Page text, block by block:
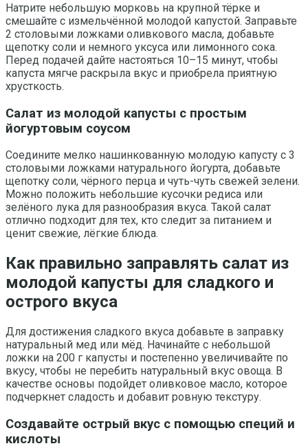
Натрите небольшую морковь на крупной тёрке и
смешайте с измельчённой молодой капустой. Заправьте
2 столовыми ложками оливкового масла, добавьте
щепотку соли и немного уксуса или лимонного сока.
Перед подачей дайте настояться 10–15 минут, чтобы
капуста мягче раскрыла вкус и приобрела приятную
хрусткость.
Салат из молодой капусты с простым
йогуртовым соусом
Соедините мелко нашинкованную молодую капусту с 3
столовыми ложками натурального йогурта, добавьте
щепотку соли, чёрного перца и чуть-чуть свежей зелени.
Можно положить небольшие кусочки редиса или
зелёного лука для разнообразия вкуса. Такой салат
отлично подходит для тех, кто следит за питанием и
ценит свежие, лёгкие блюда.
Как правильно заправлять салат из
молодой капусты для сладкого и
острого вкуса
Для достижения сладкого вкуса добавьте в заправку
натуральный мед или мёд. Начинайте с небольшой
ложки на 200 г капусты и постепенно увеличивайте по
вкусу, чтобы не перебить натуральный вкус овоща. В
качестве основы подойдет оливковое масло, которое
подчеркнет сладость и добавит ровную текстуру.
Создавайте острый вкус с помощью специй и
кислоты